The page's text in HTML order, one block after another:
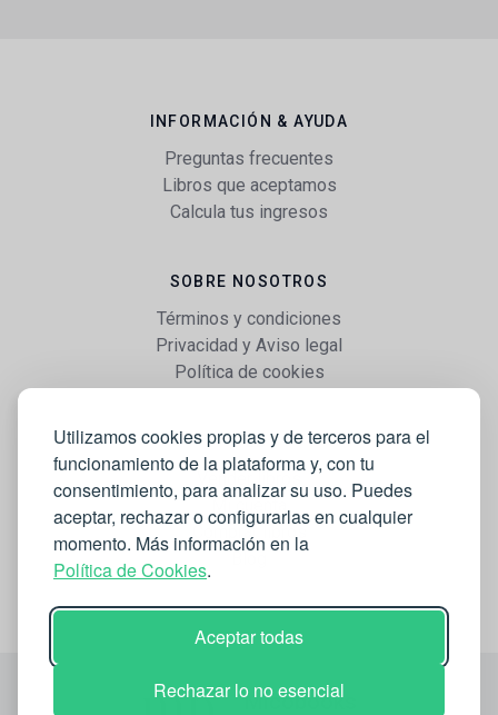
Utilizamos cookies propias y de terceros para el
funcionamiento de la plataforma y, con tu
consentimiento, para analizar su uso. Puedes
aceptar, rechazar o configurarlas en cualquier
momento. Más información en la
Política de Cookies.
Aceptar todas
Rechazar lo no esencial
INFORMACIÓN & AYUDA
Preguntas frecuentes
Libros que aceptamos
Calcula tus ingresos
SOBRE NOSOTROS
Términos y condiciones
Privacidad y Aviso legal
Política de cookies
WEB
Vender libros
Mi cuenta
Comprar libros
Micobooks